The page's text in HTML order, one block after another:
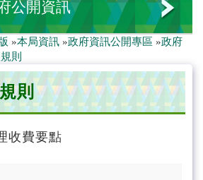
公開資訊
»本局資訊 »政府資訊公開專區 »政府
則
則
收費要點